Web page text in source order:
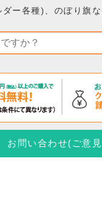
ー各種)、のぼり旗
お問い合わせ(ご意